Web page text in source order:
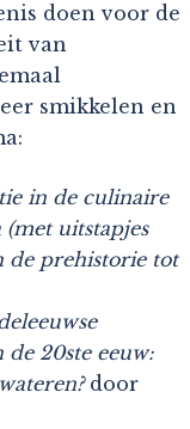
doen voor de
van
smikkelen en
in de culinaire
(met uitstapjes
de prehistorie tot
20ste eeuw:
door